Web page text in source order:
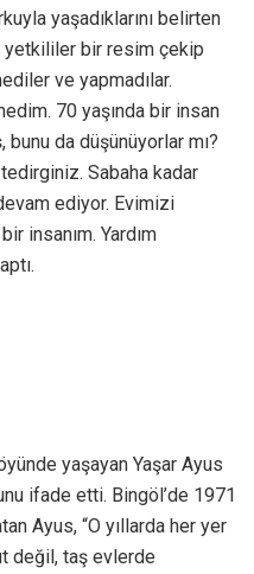
yaşadıklarını belirten
yetkililer bir resim çekip
ve yapmadılar.
70 yaşında bir insan
bunu da düşünüyorlar mı?
Sabaha kadar
ediyor. Evimizi
insanım. Yardım
yaşayan Yaşar Ayus
ifade etti. Bingöl’de 1971
Ayus, “O yıllarda her yer
değil, taş evlerde